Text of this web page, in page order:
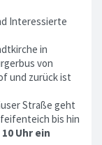
Interessierte
in
von
und zurück ist
Straße geht
bis hin
10 Uhr ein